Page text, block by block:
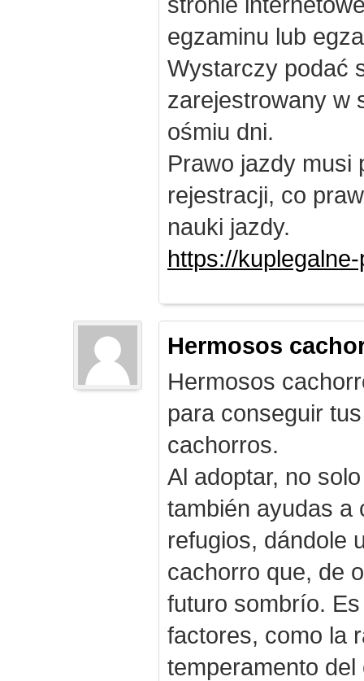
egzaminu lub
Wystarczy podać
zarejestrowany w
ośmiu dni.
Prawo jazdy musi
rejestracji, co
nauki jazdy.
https://
Hermosos
Hermosos
para conseguir
cachorros.
Al adoptar, no
también ayudas a
refugios, dándole
cachorro que, de
futuro sombrío.
factores, como la
temperamento